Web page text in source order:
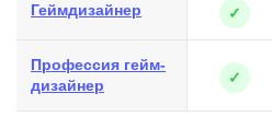
Геймдизайнер ✓
Профессия гейм-
дизайнер
✓